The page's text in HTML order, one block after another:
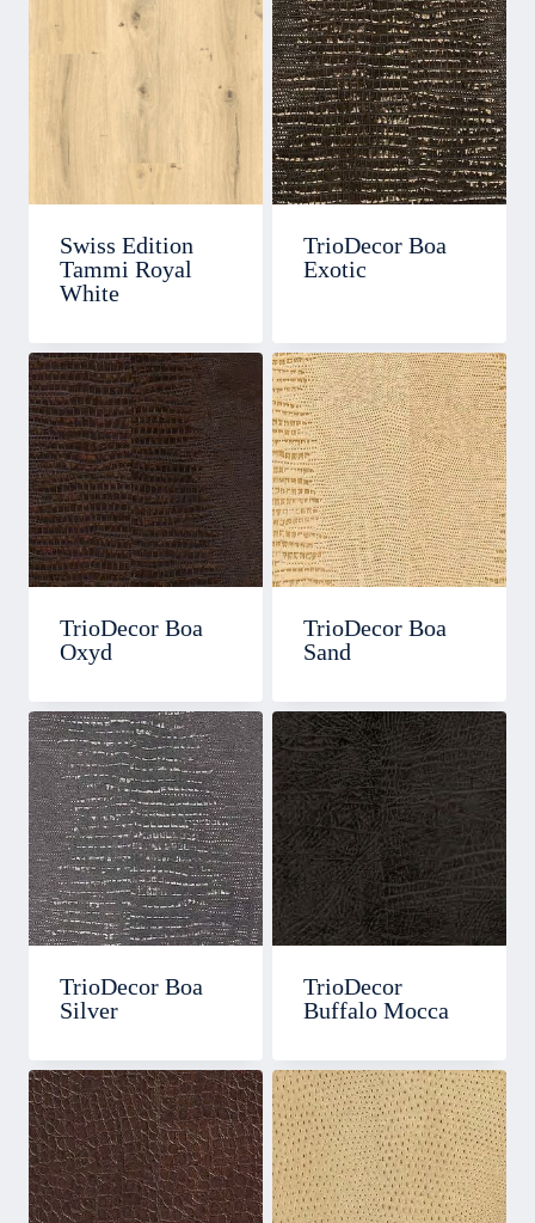
Swiss Edition
Tammi Royal
White
TrioDecor Boa
Exotic
TrioDecor Boa
Oxyd
TrioDecor Boa
Sand
TrioDecor Boa
Silver
TrioDecor
Buffalo Mocca